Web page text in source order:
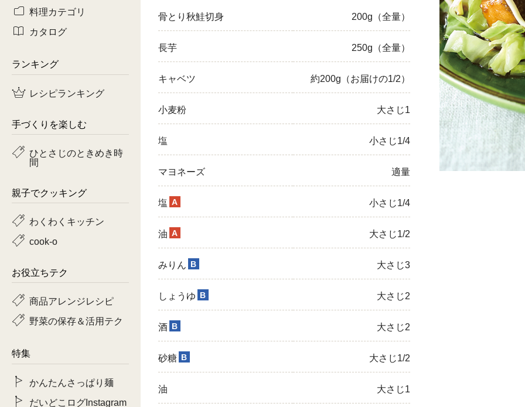
骨とり秋鮭切身 200g（全量）
長芋 250g（全量）
キャベツ 約200g（お届けの1/2）
小麦粉 大さじ1
塩 小さじ1/4
マヨネーズ 適量
塩 A 小さじ1/4
油 A 大さじ1/2
みりん B 大さじ3
しょうゆ B 大さじ2
酒 B 大さじ2
砂糖 B 大さじ1/2
油 大さじ1
ひき肉
料理カテゴリ
カタログ
ランキング
レシピランキング
手づくりを楽しむ
ひとさじのときめき時
間
親子でクッキング
わくわくキッチン
cook-o
お役立ちテク
商品アレンジレシピ
野菜の保存＆活用テク
特集
かんたんさっぱり麺
だいどこログInstagram